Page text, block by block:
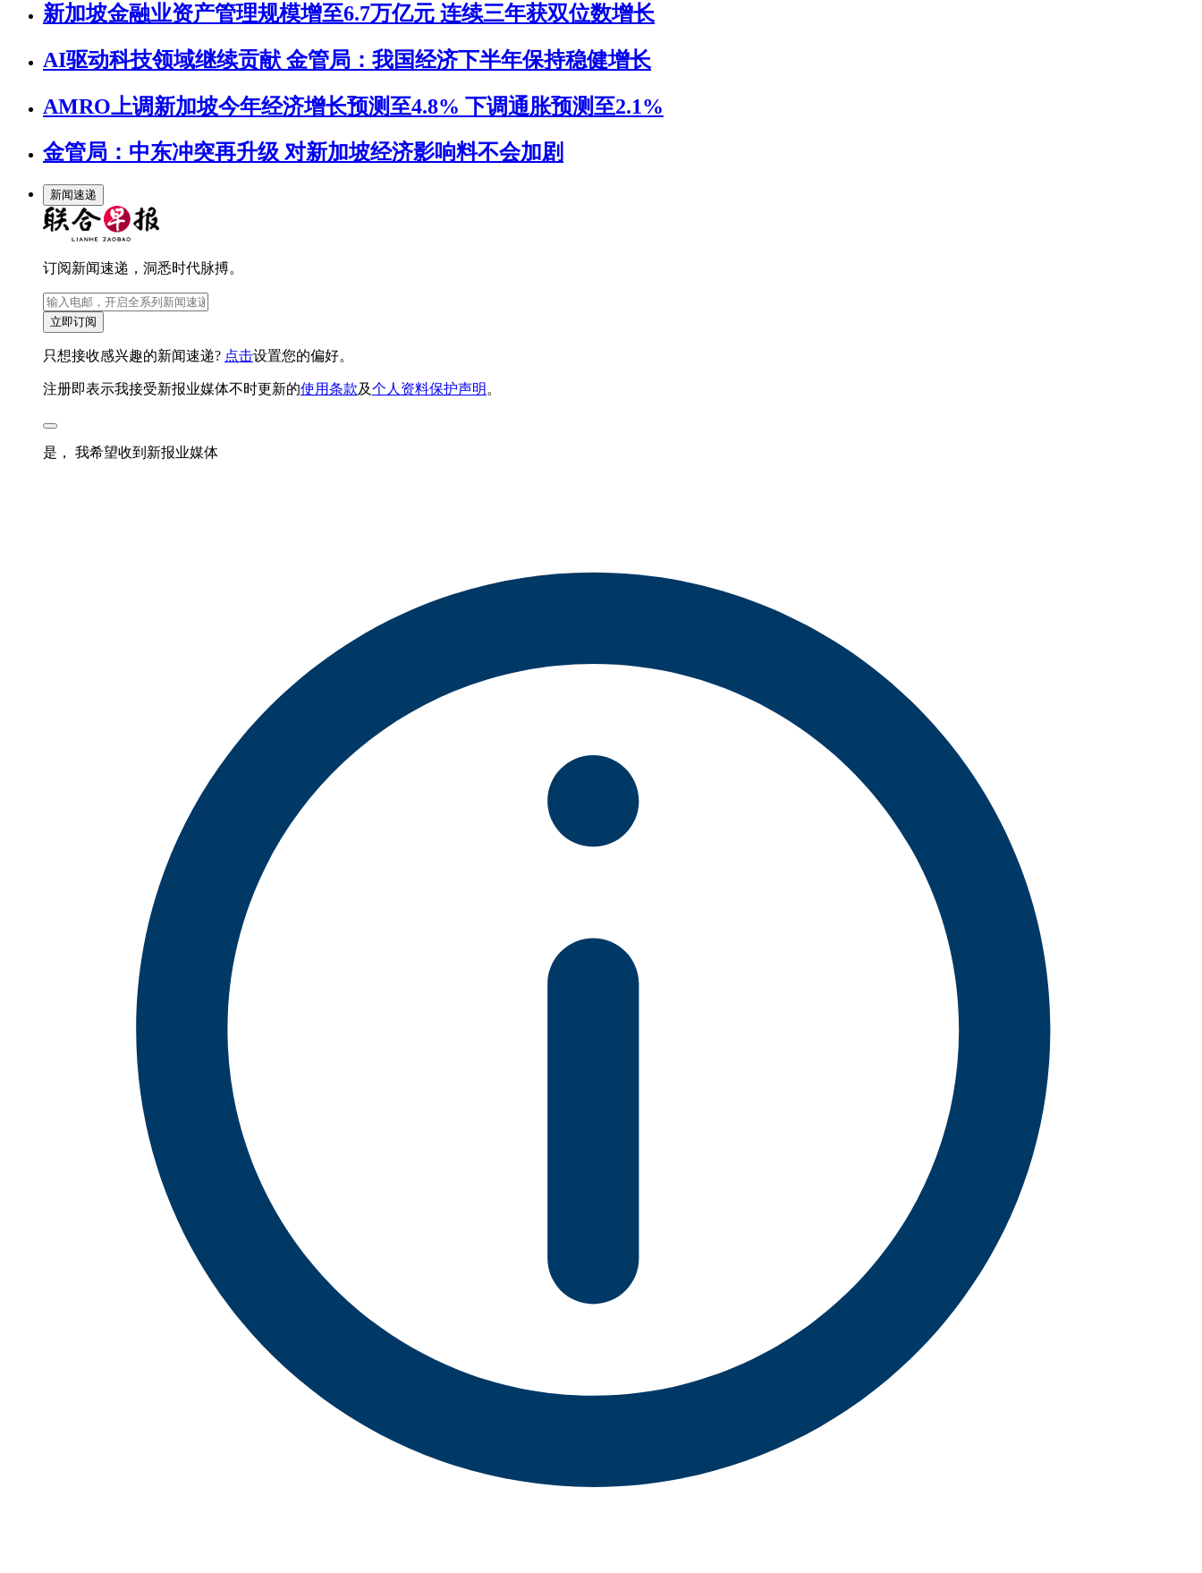
新加坡金融业资产管理规模增至6.7万亿元 连续三年获双位数增长
AI驱动科技领域继续贡献 金管局：我国经济下半年保持稳健增长
AMRO上调新加坡今年经济增长预测至4.8% 下调通胀预测至2.1%
金管局：中东冲突再升级 对新加坡经济影响料不会加剧
新闻速递
订阅新闻速递，洞悉时代脉搏。
立即订阅
只想接收感兴趣的新闻速递? 点击设置您的偏好。
注册即表示我接受新报业媒体不时更新的使用条款及个人资料保护声明 。
是， 我希望收到新报业媒体